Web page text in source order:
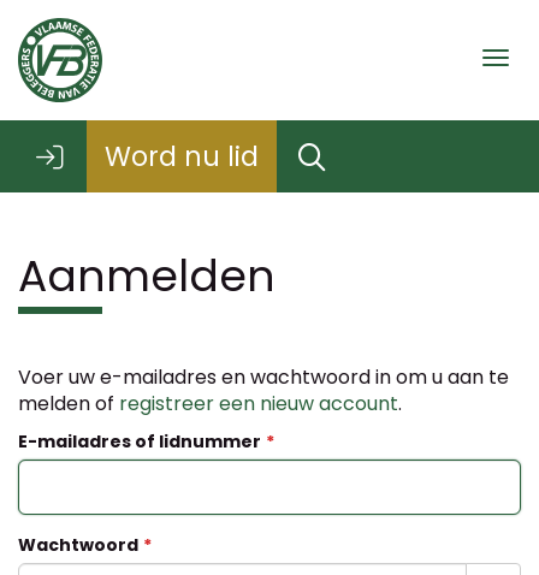
Word nu lid
Aanmelden
Voer uw e-mailadres en wachtwoord in om u aan te
melden of registreer een nieuw account.
E-mailadres of lidnummer
Wachtwoord